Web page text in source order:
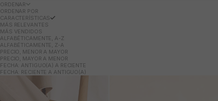
ORDENAR
ORDENAR POR
CARACTERÍSTICAS
MÁS RELEVANTES
MÁS VENDIDOS
ALFABÉTICAMENTE, A-Z
ALFABÉTICAMENTE, Z-A
PRECIO, MENOR A MAYOR
PRECIO, MAYOR A MENOR
FECHA: ANTIGUO(A) A RECIENTE
FECHA: RECIENTE A ANTIGUO(A)